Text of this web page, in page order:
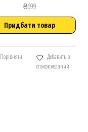
₴699
Придбати товар
Порівняти
Добавить в
список желаний